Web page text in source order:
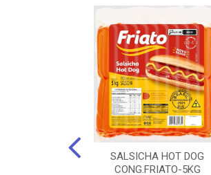
SALSICHA HOT DOG
CONG.FRIATO-5KG